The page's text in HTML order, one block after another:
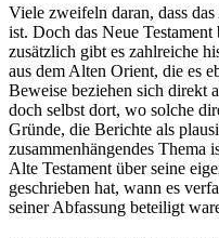
Viele zweifeln daran, dass
ist. Doch das Neue
zusätzlich gibt es zahlreiche
aus dem Alten Orient, die es
Beweise beziehen sich direkt
doch selbst dort, wo solche
Gründe, die Berichte als
zusammenhängendes Thema
Alte Testament über seine
geschrieben hat, wann es
seiner Abfassung beteiligt